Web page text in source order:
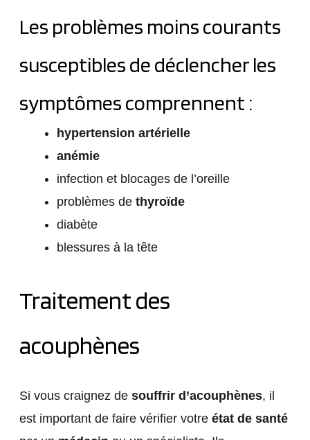
Les problèmes moins courants
susceptibles de déclencher les
symptômes comprennent :
hypertension artérielle
anémie
infection et blocages de l’oreille
problèmes de thyroïde
diabète
blessures à la tête
Traitement des
acouphènes
Si vous craignez de souffrir d’acouphènes, il
est important de faire vérifier votre état de santé